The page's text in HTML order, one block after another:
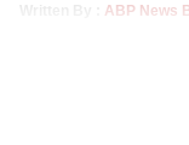
ABP News